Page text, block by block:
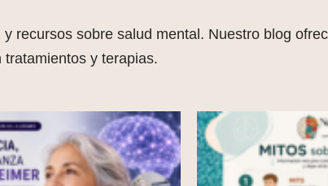
recursos sobre salud mental. Nuestro blog
y terapias.